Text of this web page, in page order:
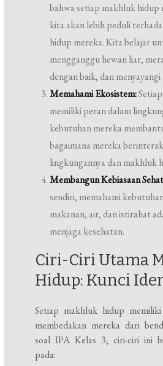
bahwa setiap makhluk
kita akan lebih peduli
hidup mereka. Kita belajar
mengganggu hewan liar,
dengan baik, dan
Memahami Ekosistem:
memiliki peran dalam
kebutuhan mereka
bagaimana mereka
lingkungannya dan makhluk
Membangun Kebiasaan
sendiri, memahami
makanan, air, dan istirahat
menjaga kesehatan.
Ciri-Ciri Utama
Hidup: Kunci
Setiap makhluk hidup
membedakan mereka dari
soal IPA Kelas 3, ciri-ciri ini
pada: